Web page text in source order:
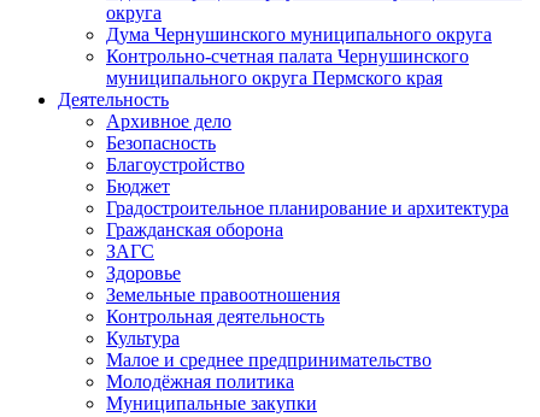
округа
Дума Чернушинского муниципального округа
Контрольно-счетная палата Чернушинского
муниципального округа Пермского края
Деятельность
Архивное дело
Безопасность
Благоустройство
Бюджет
Градостроительное планирование и архитектура
Гражданская оборона
ЗАГС
Здоровье
Земельные правоотношения
Контрольная деятельность
Культура
Малое и среднее предпринимательство
Молодёжная политика
Муниципальные закупки